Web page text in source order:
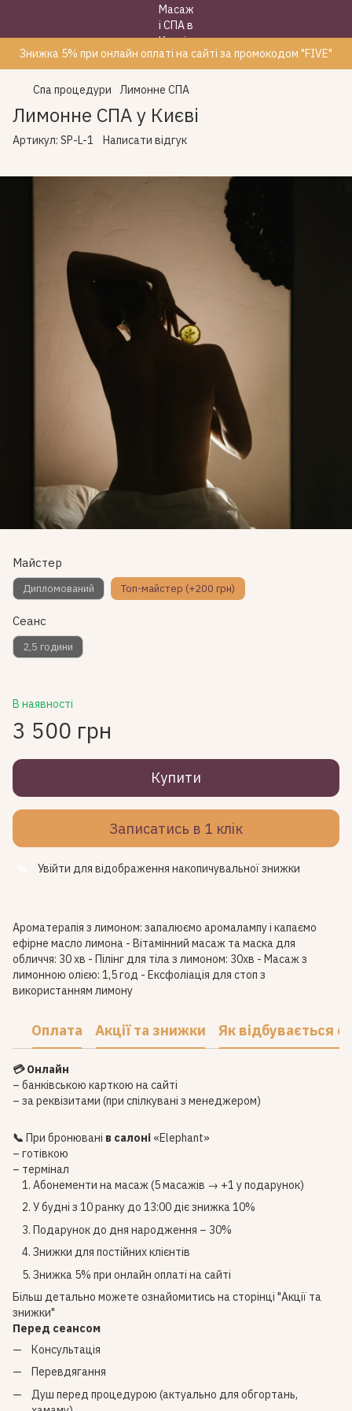
Знижка 5% при онлайн оплаті на сайті за промокодом "FIVE"
Спа процедури Лимонне СПА
Лимонне СПА у Києві
Артикул: SP-L-1 Написати відгук
Майстер
Дипломований Топ-майстер (+200 грн)
Сеанс
2,5 години
В наявності
3 500 грн
Купити
Записатись в 1 клік
Увійти для відображення накопичувальної знижки
Ароматерапія з лимоном: запалюємо аромалампу і капаємо
ефірне масло лимона - Вітамінний масаж та маска для
обличчя: 30 хв - Пілінг для тіла з лимоном: 30хв - Масаж з
лимонною олією: 1,5 год - Ексфоліація для стоп з
використанням лимону
Оплата Акції та знижки Як відбувається
💳 Онлайн
– банківською карткою на сайті
– за реквізитами (при спілкувані з менеджером)
📞 При бронювані в салоні «Elephant»
– готівкою
– термінал
Абонементи на масаж (5 масажів → +1 у подарунок)
У будні з 10 ранку до 13:00 діє знижка 10%
Подарунок до дня народження – 30%
Знижки для постійних клієнтів
Знижка 5% при онлайн оплаті на сайті
Більш детально можете ознайомитись на сторінці "Акції та
знижки"
Перед сеансом
Консультація
Перевдягання
Душ перед процедурою (актуально для обгортань,